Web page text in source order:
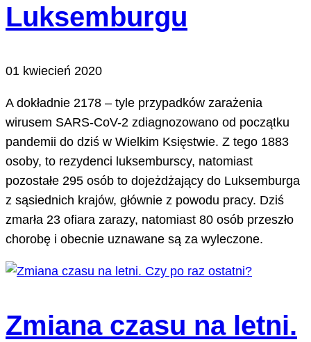
Luksemburgu
01 kwiecień 2020
A dokładnie 2178 – tyle przypadków zarażenia
wirusem SARS-CoV-2 zdiagnozowano od początku
pandemii do dziś w Wielkim Księstwie. Z tego 1883
osoby, to rezydenci luksemburscy, natomiast
pozostałe 295 osób to dojeżdżający do Luksemburga
z sąsiednich krajów, głównie z powodu pracy. Dziś
zmarła 23 ofiara zarazy, natomiast 80 osób przeszło
chorobę i obecnie uznawane są za wyleczone.
Zmiana czasu na letni.